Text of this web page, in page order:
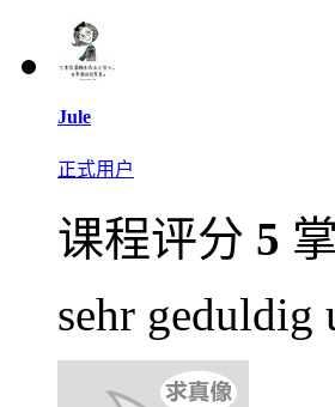
Jule
正式用户
课程评分 5
sehr geduldig